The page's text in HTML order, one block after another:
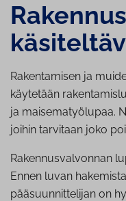
Rakentamisen ja
käytetään
ja maisematyölupaa.
joihin tarvitaan joko
Rakennusvalvonnan
Ennen luvan
pääsuunnittelijan on